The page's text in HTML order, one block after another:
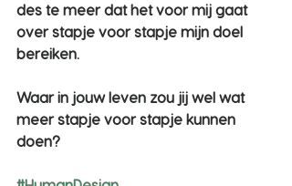
des te meer dat het voor mij gaat
over stapje voor stapje mijn doel
bereiken.
Waar in jouw leven zou jij wel wat
meer stapje voor stapje kunnen
doen?